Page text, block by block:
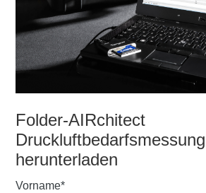
Folder-AIRchitect
herunterladen
Vorname*